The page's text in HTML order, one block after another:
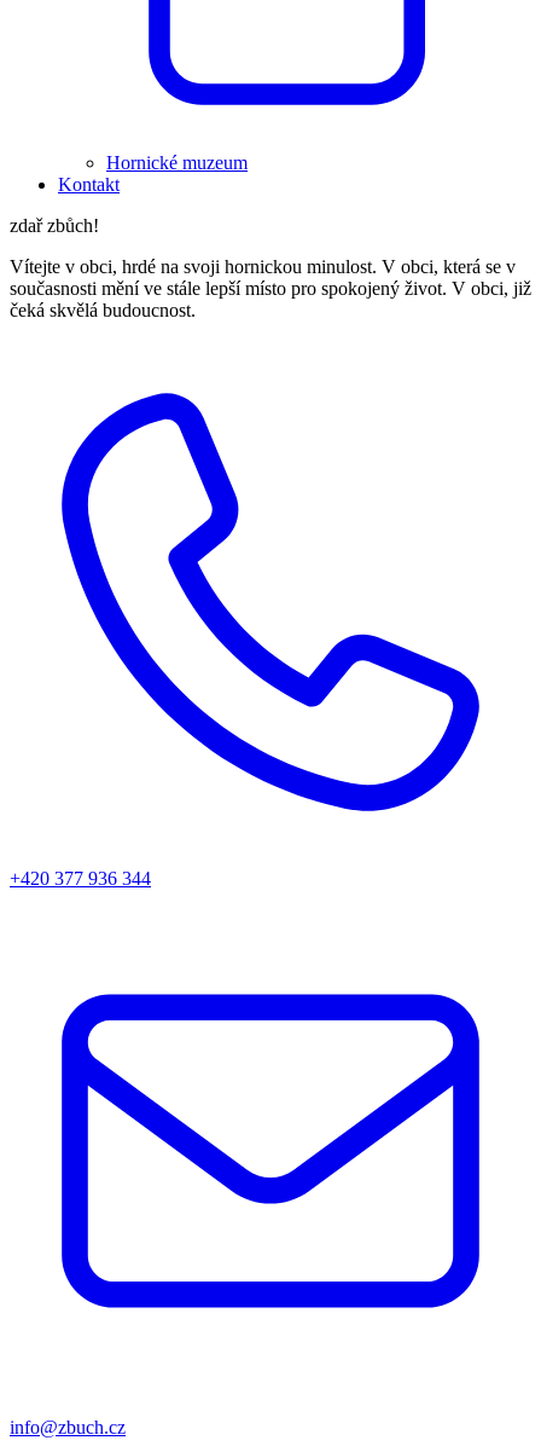
Hornické muzeum
Kontakt
zdař zbůch!
Vítejte v obci, hrdé na svoji hornickou minulost. V obci, která se v
současnosti mění ve stále lepší místo pro spokojený život. V obci, již
čeká skvělá budoucnost.
+420 377 936 344
info@zbuch.cz